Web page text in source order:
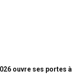
ouvre ses portes à